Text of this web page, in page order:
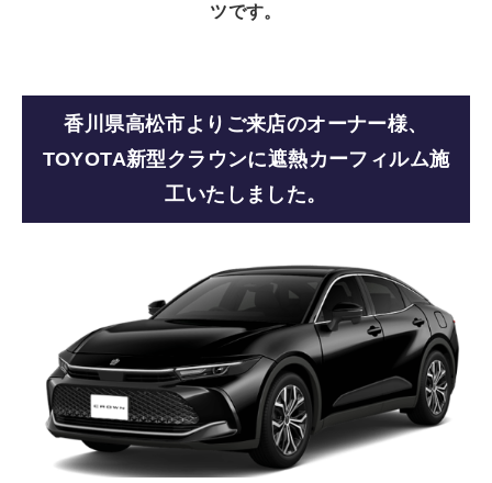
ツです。
香川県高松市よりご来店のオーナー様、
TOYOTA新型クラウンに遮熱カーフィルム施
工いたしました。